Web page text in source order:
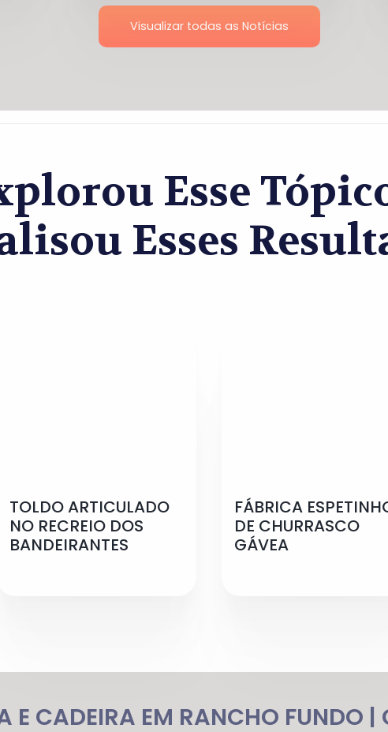
Visualizar todas as Notícias
Esse
Esses
TOLDO ARTICULADO
NO RECREIO DOS
BANDEIRANTES
FÁBRICA
DE CHURRASCO
GÁVEA
E CADEIRA EM RANCHO